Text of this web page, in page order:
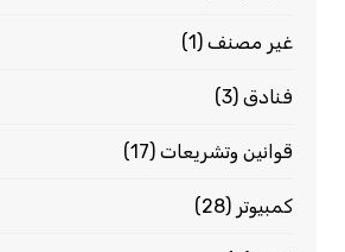
غير مصنف(1)
فنادق(3)
قوانين وتشريعات(17)
كمبيوتر (28)